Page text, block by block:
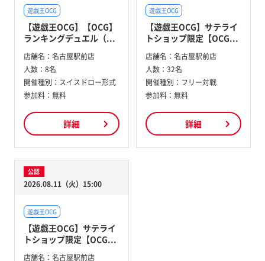
遊戯王OCG
【遊戯王OCG】【OCG】
ランキングデュエル（...
店舗名： 名古屋駅前店
人数： 8名
開催種別： スイスドロー形式
参加料： 無料
詳細
遊戯王OCG
【遊戯王OCG】サテライ
トショップ限定【OCG...
店舗名： 名古屋駅前店
人数： 32名
開催種別： フリー対戦
参加料： 無料
詳細
公認
2026.08.11（火）15:00
遊戯王OCG
【遊戯王OCG】サテライ
トショップ限定【OCG...
店舗名： 名古屋駅前店